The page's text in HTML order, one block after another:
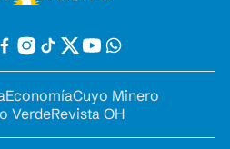
EconomíaCuyo Minero
VerdeRevista OH